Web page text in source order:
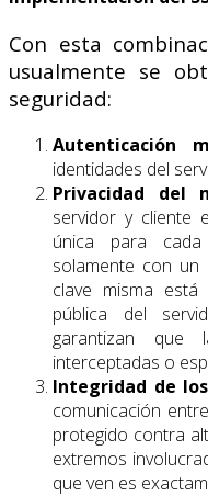
Con esta
usualmente se
seguridad:
Autenticación
identidades del
Privacidad del
servidor y cliente
única para
solamente con un
clave misma
pública del
garantizan
interceptadas o
Integridad de
comunicación
protegido contra
extremos
que ven es